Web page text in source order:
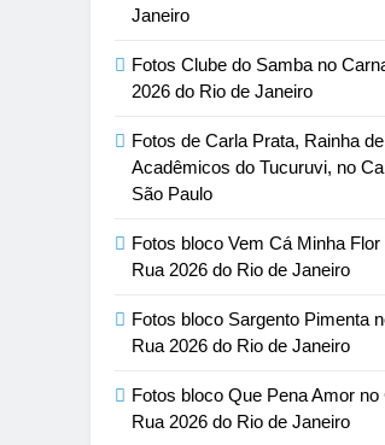
Janeiro
Fotos Clube do Samba no
2026 do Rio de Janeiro
Fotos de Carla Prata, Rainha
Acadêmicos do Tucuruvi, no
São Paulo
Fotos bloco Vem Cá Minha
Rua 2026 do Rio de Janeiro
Fotos bloco Sargento Pimenta
Rua 2026 do Rio de Janeiro
Fotos bloco Que Pena Amor no
Rua 2026 do Rio de Janeiro